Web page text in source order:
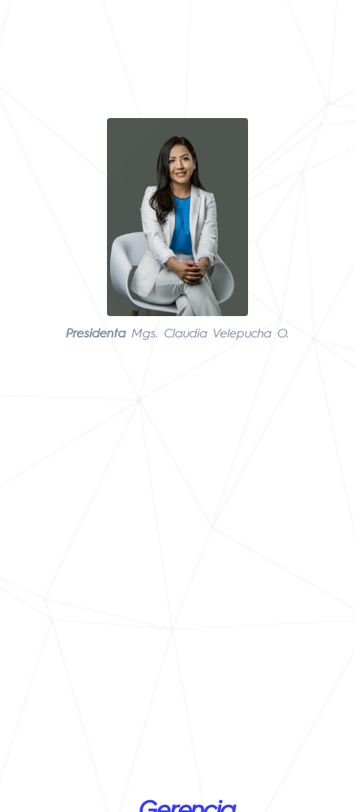
Presidenta Mgs. Claudia Velepucha O.